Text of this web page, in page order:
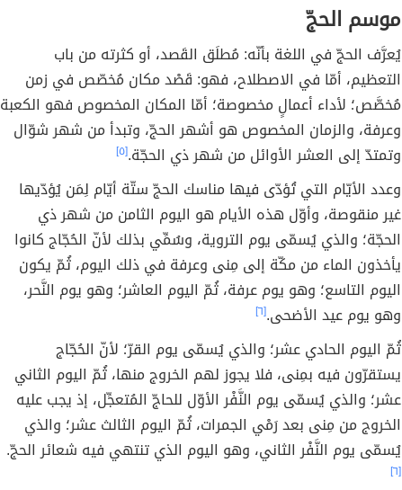
موسم الحجّ
يُعرَّف الحجّ في اللغة بأنّه: مُطلَق القَصد، أو كثرته من باب
التعظيم، أمّا في الاصطلاح، فهو: قَصْد مكان مُخصّص في زمن
مُخصَّص؛ لأداء أعمالٍ مخصوصة؛ أمّا المكان المخصوص فهو الكعبة
وعرفة، والزمان المخصوص هو أشهر الحجّ، وتبدأ من شهر شوّال
وتمتدّ إلى العشر الأوائل من شهر ذي الحجّة.[٥]
وعدد الأيّام التي تُؤدّى فيها مناسك الحجّ ستّة أيّام لِمَن يُؤدّيها
غير منقوصة، وأوّل هذه الأيام هو اليوم الثامن من شهر ذي
الحجّة؛ والذي يُسمّى يوم التروية، وسُمِّي بذلك لأنّ الحُجّاج كانوا
يأخذون الماء من مكّة إلى مِنى وعرفة في ذلك اليوم، ثُمّ يكون
اليوم التاسع؛ وهو يوم عرفة، ثُمّ اليوم العاشر؛ وهو يوم النَّحر،
وهو يوم عيد الأضحى.[٦]
ثُمّ اليوم الحادي عشر؛ والذي يُسمّى يوم القرّ؛ لأنّ الحُجّاج
يستقرّون فيه بمِنى، فلا يجوز لهم الخروج منها، ثُمّ اليوم الثاني
عشر؛ والذي يُسمّى يوم النَّفْر الأوّل للحاجّ المُتعجِّل، إذ يجب عليه
الخروج من مِنى بعد رَمْي الجمرات، ثُمّ اليوم الثالث عشر؛ والذي
يُسمّى يوم النَّفْر الثاني، وهو اليوم الذي تنتهي فيه شعائر الحجّ.
[٦]